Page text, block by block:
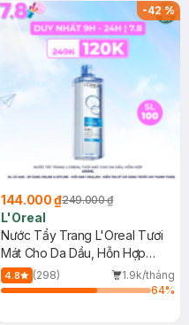
-42%
144.000 ₫249.000 ₫
L'Oreal
Nước Tẩy Trang L'Oreal Tươi
Mát Cho Da Dầu, Hỗn Hợp
400ml
4.8 (298)
1.9k/tháng
64%